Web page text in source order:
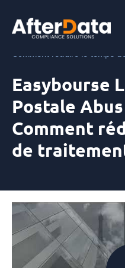
content
Easybourse La
Comment réduire le temps
Easybourse
Postale
Comment
de